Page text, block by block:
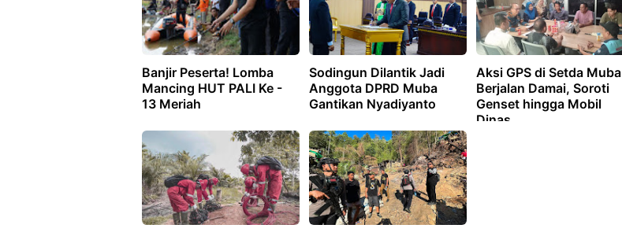
Banjir Peserta! Lomba
Mancing HUT PALI Ke -
13 Meriah
Sodingun Dilantik Jadi
Anggota DPRD Muba
Gantikan Nyadiyanto
Aksi GPS di Setda Muba
Berjalan Damai, Soroti
Genset hingga Mobil
Dinas